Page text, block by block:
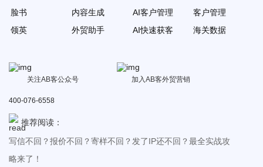
脸书
领英
内容生成
外贸助手
AI客户管理
AI快速获客
客户管理
海关数据
关注AB客公众号 加入AB客外贸营销
400-076-6558
推荐阅读：
写信不回？报价不回？寄样不回？发了IP还不回？最全实战攻
略来了！